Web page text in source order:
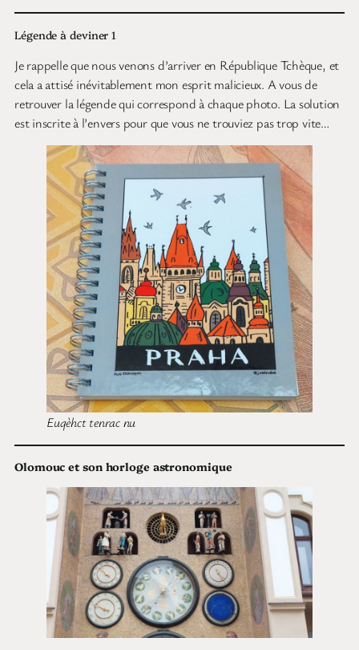
Légende à deviner 1
Je rappelle que nous venons d’arriver en République Tchèque, et
cela a attisé inévitablement mon esprit malicieux. A vous de
retrouver la légende qui correspond à chaque photo. La solution
est inscrite à l’envers pour que vous ne trouviez pas trop vite…
Euqèhct tenrac nu
Olomouc et son horloge astronomique